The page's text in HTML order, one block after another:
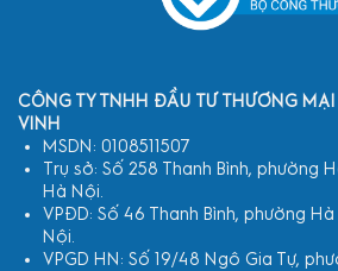
CÔNG TY TNHH ĐẦU TƯ THƯƠNG MẠI
VINH
MSDN: 0108511507
Trụ sở: Số 258 Thanh Bình, phường
Hà Nội.
VPĐD: Số 46 Thanh Bình, phường
Nội.
VPGD HN: Số 19/48 Ngô Gia Tự,